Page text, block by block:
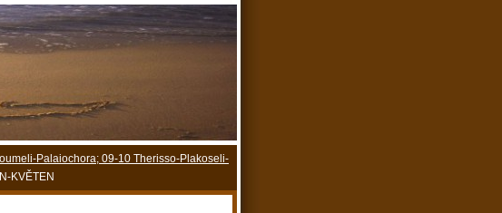
Palaiochora; 09-10 Therisso-Plakoseli-
KVĚTEN